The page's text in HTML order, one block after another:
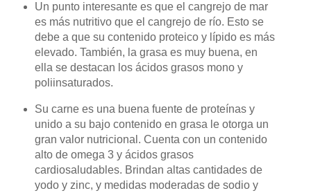
Un punto interesante es que el cangrejo de mar
es más nutritivo que el cangrejo de río. Esto se
debe a que su contenido proteico y lípido es más
elevado. También, la grasa es muy buena, en
ella se destacan los ácidos grasos mono y
poliinsaturados.
Su carne es una buena fuente de proteínas y
unido a su bajo contenido en grasa le otorga un
gran valor nutricional. Cuenta con un contenido
alto de omega 3 y ácidos grasos
cardiosaludables. Brindan altas cantidades de
yodo y zinc, y medidas moderadas de sodio y